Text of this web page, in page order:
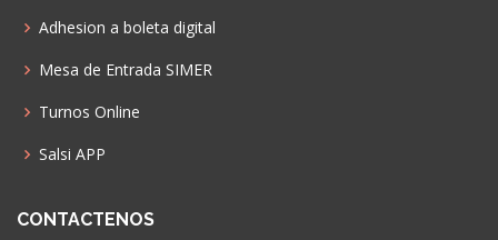
Adhesion a boleta digital
Mesa de Entrada SIMER
Turnos Online
Salsi APP
CONTACTENOS